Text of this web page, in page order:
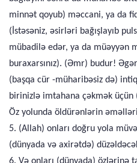
minnət qoyub) məccani, ya da
(İstəsəniz, əsirləri bağışlayıb
mübadilə edər, ya da müəyyən
buraxarsınız). (Əmr) budur!
(başqa cür -müharibəsiz də)
birinizlə imtahana çəkmək üçün
Öz yolunda öldürənlərin
5. (Allah) onları doğru yola
(dünyada və axirətdə)